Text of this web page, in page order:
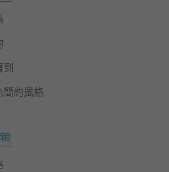
到
簡約風格